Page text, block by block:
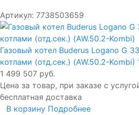
Артикул: 7738503659
Газовый котел Buderus Logano G
котлами (отд.сек.) (AW.50.2-Kombi)
1 499 507 руб.
Цена за товар, при заказе с
бесплатная доставка
В корзину Подробнее